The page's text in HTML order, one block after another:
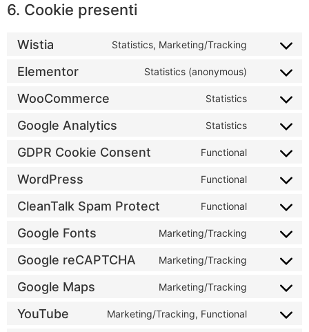
6. Cookie presenti
Wistia Statistics, Marketing/Tracking
Elementor Statistics (anonymous)
WooCommerce Statistics
Google Analytics Statistics
GDPR Cookie Consent Functional
WordPress Functional
CleanTalk Spam Protect Functional
Google Fonts Marketing/Tracking
Google reCAPTCHA Marketing/Tracking
Google Maps Marketing/Tracking
YouTube Marketing/Tracking, Functional